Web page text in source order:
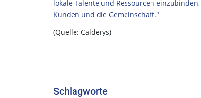
lokale Talente und Ressourcen
Kunden und die Gemeinschaft."
(Quelle: Calderys)
Schlagworte